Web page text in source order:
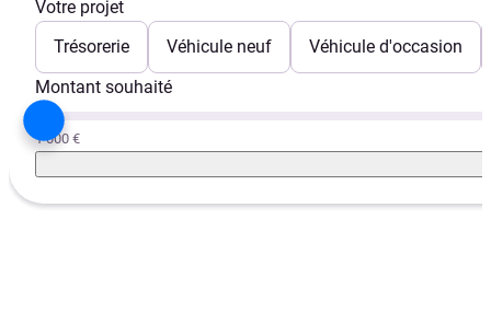
Votre projet
Trésorerie
Véhicule neuf
Véhicule d'occasion
Montant souhaité
1 000 €